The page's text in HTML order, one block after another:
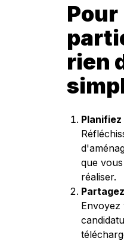
Pour
rien
que
réaliser.
Envoyez